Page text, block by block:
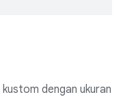
dengan ukuran